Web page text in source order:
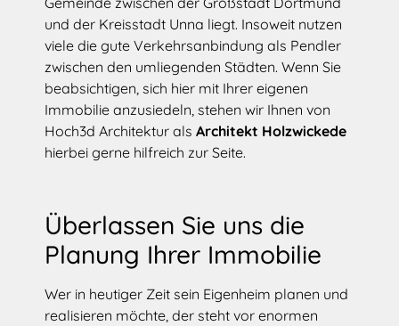
und der Kreisstadt Unna liegt. Insoweit nutzen
viele die gute Verkehrsanbindung als Pendler
zwischen den umliegenden Städten. Wenn Sie
beabsichtigen, sich hier mit Ihrer eigenen
Immobilie anzusiedeln, stehen wir Ihnen von
Hoch3d Architektur als Architekt Holzwickede
hierbei gerne hilfreich zur Seite.
Überlassen Sie uns die
Planung Ihrer Immobilie
Wer in heutiger Zeit sein Eigenheim planen und
realisieren möchte, der steht vor enormen